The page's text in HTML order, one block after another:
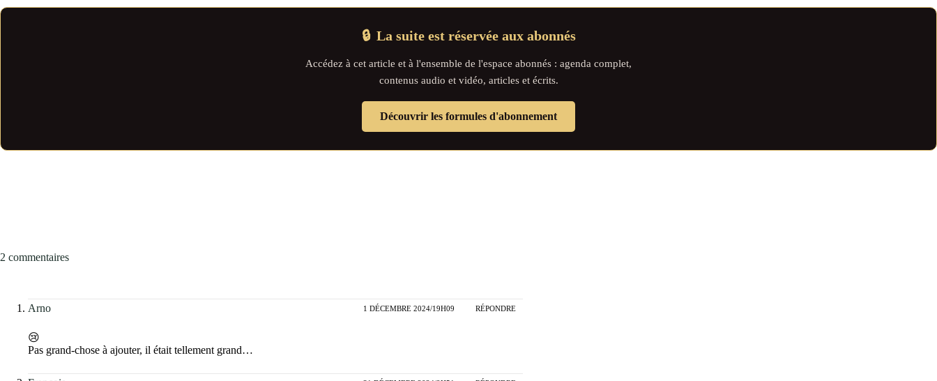
🔒 La suite est réservée aux abonnés
Accédez à cet article et à l'ensemble de l'espace abonnés : agenda complet,
contenus audio et vidéo, articles et écrits.
Découvrir les formules d'abonnement
2 commentaires
Arno 1 DÉCEMBRE 2024/19H09 RÉPONDRE
😢
Pas grand-chose à ajouter, il était tellement grand…